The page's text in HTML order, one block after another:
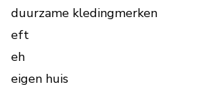
duurzame kledingmerken
eft
eh
eigen huis